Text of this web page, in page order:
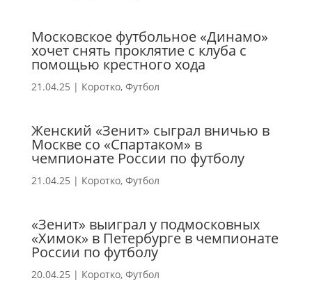
Московское футбольное «Динамо»
хочет снять проклятие с клуба с
помощью крестного хода
21.04.25 | Коротко, Футбол
Женский «Зенит» сыграл вничью в
Москве со «Спартаком» в
чемпионате России по футболу
21.04.25 | Коротко, Футбол
«Зенит» выиграл у подмосковных
«Химок» в Петербурге в чемпионате
России по футболу
20.04.25 | Коротко, Футбол